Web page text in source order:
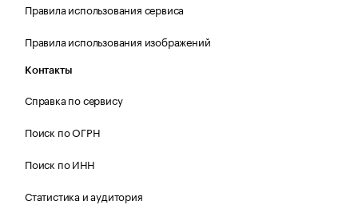
Правила использования сервиса
Правила использования изображений
Контакты
Справка по сервису
Поиск по ОГРН
Поиск по ИНН
Статистика и аудитория